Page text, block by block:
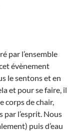
par l’ensemble
évènement
le sentons et en
et pour se faire, il
corps de chair,
par l’esprit. Nous
puis d’eau